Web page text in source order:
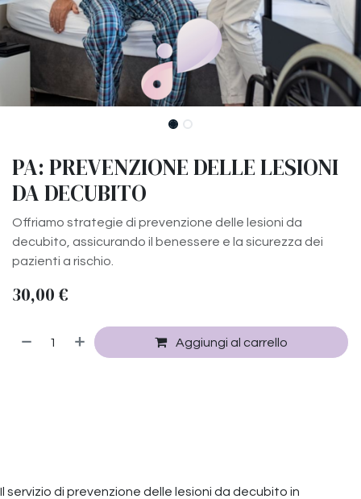
PA: PREVENZIONE DELLE LESIONI
DA DECUBITO
Offriamo strategie di prevenzione delle lesioni da
decubito, assicurando il benessere e la sicurezza dei
pazienti a rischio.
30,00 €
Aggiungi al carrello
Il servizio di prevenzione delle lesioni da decubito in